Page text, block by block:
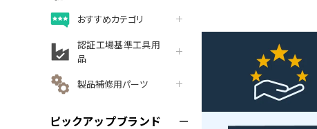
おすすめカテゴリ
認証工場基準工具用
品
製品補修用パーツ
ピックアップブランド